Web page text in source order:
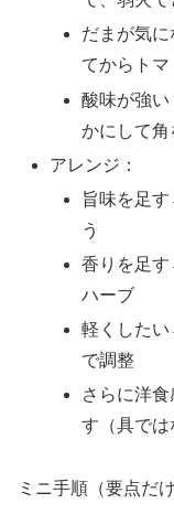
だまが気
てからトマ
酸味が強
かにして角
アレンジ：
旨味を足
う
香りを足
ハーブ
軽くした
で調整
さらに洋
す（具では
ミニ手順（要点だ